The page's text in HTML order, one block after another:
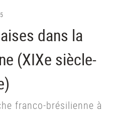
dans la
(XIXe siècle-
franco-brésilienne à